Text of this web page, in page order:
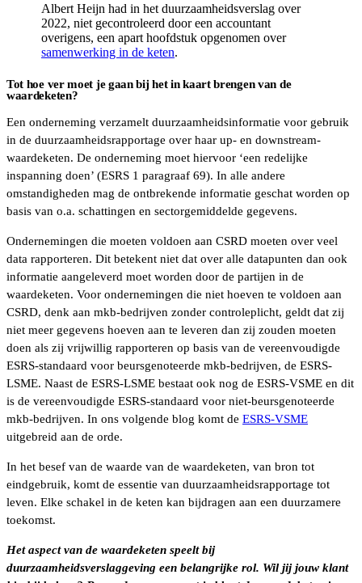
Albert Heijn had in het duurzaamheidsverslag over
2022, niet gecontroleerd door een accountant
overigens, een apart hoofdstuk opgenomen over
samenwerking in de keten.
Tot hoe ver moet je gaan bij het in kaart brengen van de
waardeketen?
Een onderneming verzamelt duurzaamheidsinformatie voor gebruik
in de duurzaamheidsrapportage over haar up- en downstream-
waardeketen. De onderneming moet hiervoor ‘een redelijke
inspanning doen’ (ESRS 1 paragraaf 69). In alle andere
omstandigheden mag de ontbrekende informatie geschat worden op
basis van o.a. schattingen en sectorgemiddelde gegevens.
Ondernemingen die moeten voldoen aan CSRD moeten over veel
data rapporteren. Dit betekent niet dat over alle datapunten dan ook
informatie aangeleverd moet worden door de partijen in de
waardeketen. Voor ondernemingen die niet hoeven te voldoen aan
CSRD, denk aan mkb-bedrijven zonder controleplicht, geldt dat zij
niet meer gegevens hoeven aan te leveren dan zij zouden moeten
doen als zij vrijwillig rapporteren op basis van de vereenvoudigde
ESRS-standaard voor beursgenoteerde mkb-bedrijven, de ESRS-
LSME. Naast de ESRS-LSME bestaat ook nog de ESRS-VSME en dit
is de vereenvoudigde ESRS-standaard voor niet-beursgenoteerde
mkb-bedrijven. In ons volgende blog komt de ESRS-VSME
uitgebreid aan de orde.
In het besef van de waarde van de waardeketen, van bron tot
eindgebruik, komt de essentie van duurzaamheidsrapportage tot
leven. Elke schakel in de keten kan bijdragen aan een duurzamere
toekomst.
Het aspect van de waardeketen speelt bij
duurzaamheidsverslaggeving een belangrijke rol. Wil jij jouw klant